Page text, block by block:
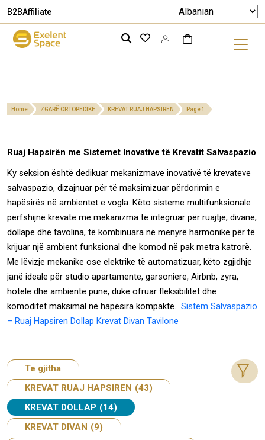
B2BAffiliate
Home ZGARË ORTOPEDIKE KREVAT RUAJ HAPSIREN Page 1
Ruaj Hapsirën me Sistemet Inovative të Krevatit Salvaspazio
Ky seksion është dedikuar mekanizmave inovativë të krevateve
salvaspazio, dizajnuar për të maksimizuar përdorimin e
hapësirës në ambientet e vogla. Këto sisteme multifunksionale
përfshijnë krevate me mekanizma të integruar për ruajtje, divane,
dollape dhe tavolina, të kombinuara në mënyrë harmonike për të
krijuar një ambient funksional dhe komod në pak metra katrorë.
Me lëvizje mekanike ose elektrike të automatizuar, këto zgjidhje
janë ideale për studio apartamente, garsoniere, Airbnb, zyra,
hotele dhe ambiente pune, duke ofruar fleksibilitet dhe
komoditet maksimal në hapësira kompakte. Sistem Salvaspazio
– Ruaj Hapsiren Dollap Krevat Divan Tavilone
Te gjitha
KREVAT RUAJ HAPSIREN (43)
KREVAT DOLLAP (14)
KREVAT DIVAN (9)